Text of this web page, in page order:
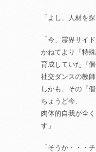
「よし、人材を探
「今、霊界サイ
かねてより『特殊
育成していた『
社交ダンスの教師
しかも、その『個
ちょうど今、
肉体的自我が全
す」
「そうか・・・